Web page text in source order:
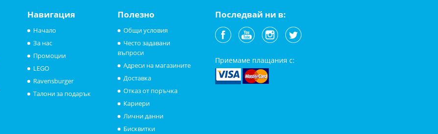
Навигация
Начало
За нас
Промоции
LEGO
Ravensburger
Талони за подарък
Полезно
Общи условия
Често задавани
въпроси
Адреси на магазините
Доставка
Отказ от поръчка
Кариери
Лични данни
Бисквитки
Последвай ни в:
Приемаме плащания с: